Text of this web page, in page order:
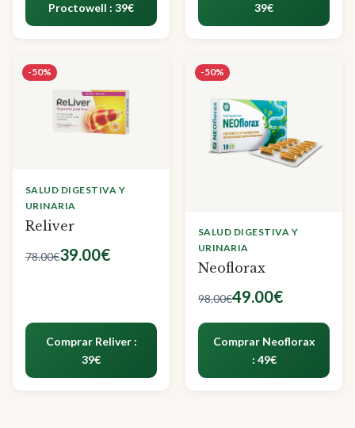
Proctowell : 39€
39€
-50%
SALUD DIGESTIVA Y
URINARIA
Reliver
78.00€39.00€
Comprar Reliver :
39€
-50%
SALUD DIGESTIVA Y
URINARIA
Neoflorax
98.00€49.00€
Comprar Neoflorax
: 49€